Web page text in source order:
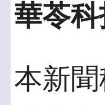
華苓科
本新聞